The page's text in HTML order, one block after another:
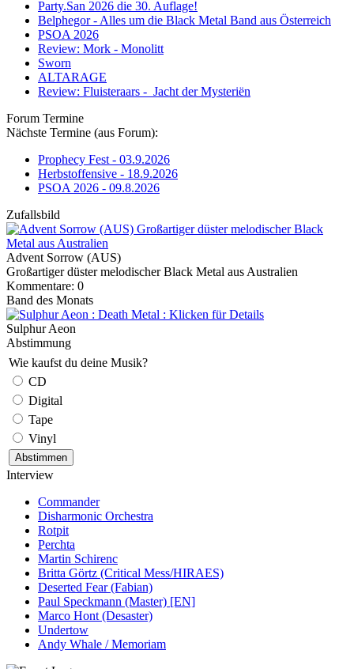
Party.San 2026 die 30. Auflage!
Belphegor - Alles um die Black Metal Band aus Österreich
PSOA 2026
Review: Mork - Monolitt
Sworn
ALTARAGE
Review: Fluisteraars - Jacht der Mysteriën
Forum Termine
Nächste Termine (aus Forum):
Prophecy Fest - 03.9.2026
Herbstoffensive - 18.9.2026
PSOA 2026 - 09.8.2026
Zufallsbild
Advent Sorrow (AUS)
Großartiger düster melodischer Black Metal aus Australien
Kommentare: 0
Band des Monats
Sulphur Aeon
Abstimmung
Wie kaufst du deine Musik?
CD
Digital
Tape
Vinyl
Interview
Commander
Disharmonic Orchestra
Rotpit
Perchta
Martin Schirenc
Britta Görtz (Critical Mess/HIRAES)
Deserted Fear (Fabian)
Paul Speckmann (Master) [EN]
Marco Hont (Desaster)
Undertow
Andy Whale / Memoriam